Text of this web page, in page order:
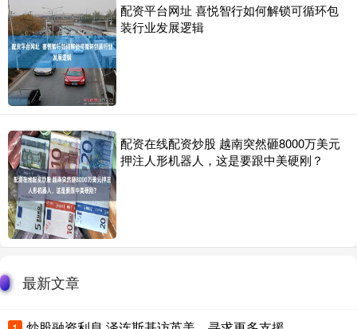
配资平台网址 喜悦智行如何解锁可循环包
装行业发展逻辑
配资在线配资炒股 越南突然砸8000万美元
押注人形机器人，这是要跟中美硬刚？
最新文章